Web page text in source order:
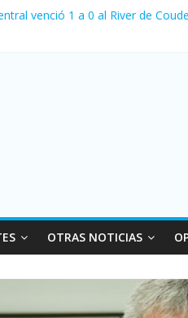
venció 1 a 0 al River de
de invierno con más
caída de la venta de autos
OTRAS NOTICIAS